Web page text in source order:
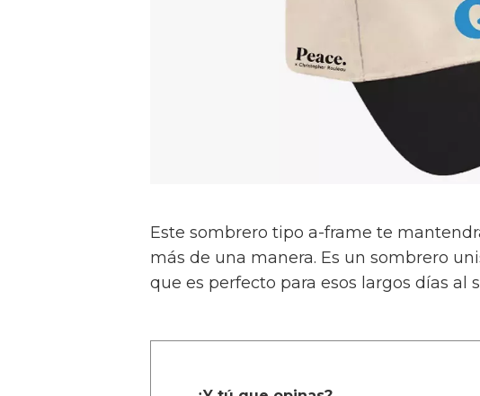
Este sombrero tipo a-frame te
más de una manera. Es un sombrero
que es perfecto para esos largos días al